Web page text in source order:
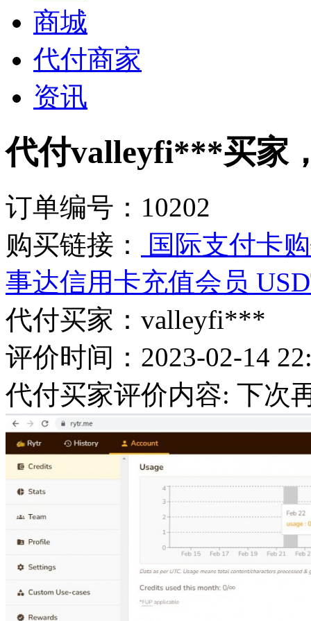
商城
代付商家
资讯
代付valleyfi***买家
订单编号：10202
购买链接：
国际支付卡
事达信用卡充值会员
代付买家：valleyfi***
评价时间：2023-02-14
代付买家评价内容: 下次